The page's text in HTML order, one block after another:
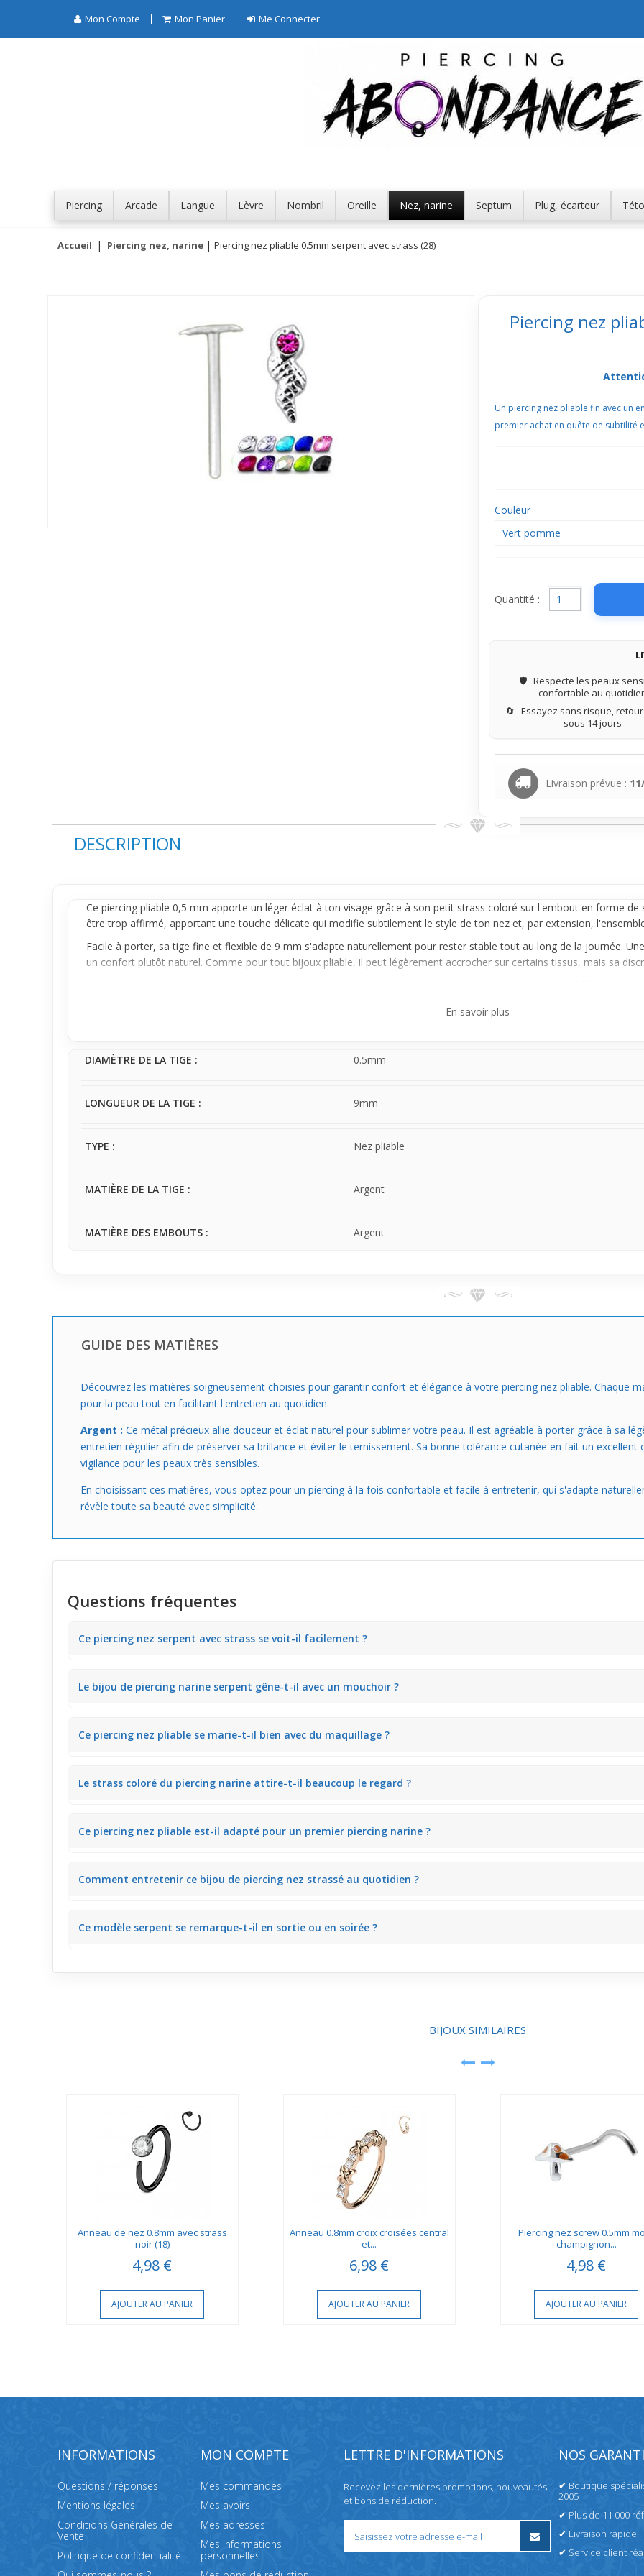
Mon Compte Mon Panier Me Connecter
Piercing Arcade Langue Lèvre Nombril Oreille Nez, narine Septum Plug, écarteur
Accueil Piercing nez, narine Piercing nez pliable 0.5mm serpent avec strass (28)
Piercing nez
Un piercing nez pliable fin avec un
premier achat en quête de subtilité
Couleur
Vert pomme
Quantité :
🛡️ Respecte les peaux
confortable au
🔄 Essayez sans risque,
sous 14 jours
Livraison prévue :
DESCRIPTION
Ce piercingpliable 0,5 mm apporte un léger éclat à ton visage grâce à son petit strass coloré sur l'embout en forme de
être trop affirmé, apportant une touche délicate qui modifie subtilement le style de ton nez et, par extension,
Facile à porter, sa tige fine et flexible de 9 mm s'adapte naturellement pour rester stable tout au long de la journée.
un confort plutôt naturel. Comme pour tout bijoux pliable, il peut légèrement accrocher sur certains tissus, mais sa
En savoir plus
DIAMÈTRE DE LA TIGE : 0.5mm
LONGUEUR DE LA TIGE : 9mm
TYPE : Nez pliable
MATIÈRE DE LA TIGE : Argent
MATIÈRE DES EMBOUTS : Argent
GUIDE DES MATIÈRES
Découvrez les matières soigneusement choisies pour garantir confort et élégance à votre piercing nez pliable. Chaque
pour la peau tout en facilitant l'entretien au quotidien.
Argent : Ce métal précieux allie douceur et éclat naturel pour sublimer votre peau. Il est agréable à porter grâce à sa
entretien régulier afin de préserver sa brillance et éviter le ternissement. Sa bonne tolérance cutanée en fait un
vigilance pour les peaux très sensibles.
En choisissant ces matières, vous optez pour un piercing à la fois confortable et facile à entretenir, qui s'adapte
révèle toute sa beauté avec simplicité.
Questions fréquentes
Ce piercing nez serpent avec strass se voit-il facilement ?
parfait pour un style naturel et élégant au quotidien.
Le bijou de piercing narine serpent gêne-t-il avec un mouchoir ?
en usage quotidien.
Ce piercing nez pliable se marie-t-il bien avec du maquillage ?
sublimer un maquillage léger ou plus travaillé.
Le strass coloré du piercing narine attire-t-il beaucoup le regard ?
un style qui reste élégant sans être trop affirmé.
Ce piercing nez pliable est-il adapté pour un premier piercing narine ?
originale pour évoluer doucement dans le style.
Comment entretenir ce bijou de piercing nez strassé au quotidien ?
apparence soignée au fil des jours.
Ce modèle serpent se remarque-t-il en sortie ou en soirée ?
chic sans être envahissant.
BIJOUX SIMILAIRES
Anneau de nez 0.8mm avec strass
noir (18)
4,98 €
AJOUTER AU PANIER
Anneau 0.8mm croix croisées central
et...
6,98 €
AJOUTER AU PANIER
Piercing nez screw 0.5mm
champignon...
4,98 €
AJOUTER AU PANIER
INFORMATIONS
Questions / réponses
Mentions légales
Conditions Générales de
Vente
Politique de confidentialité
MON COMPTE
Mes commandes
Mes avoirs
Mes adresses
Mes informations
personnelles
LETTRE D'INFORMATIONS
Recevez les dernières promotions, nouveautés
et bons de réduction.
NOS
✔ Boutique
2005
✔ Plus de 11 000
✔ Livraison rapide
✔ Service client